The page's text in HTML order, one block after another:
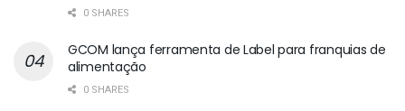
0 SHARES
GCOM lança ferramenta de Label para franquias de
alimentação
0 SHARES